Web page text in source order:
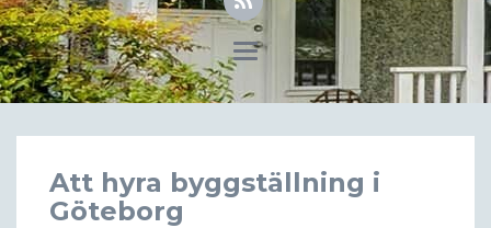
Toggle
navigation
Att hyra byggställning i
Göteborg